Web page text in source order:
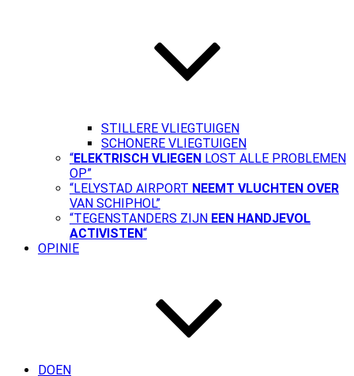
STILLERE VLIEGTUIGEN
SCHONERE VLIEGTUIGEN
“ELEKTRISCH VLIEGEN LOST ALLE PROBLEMEN
OP”
“LELYSTAD AIRPORT NEEMT VLUCHTEN OVER
VAN SCHIPHOL”
“TEGENSTANDERS ZIJN EEN HANDJEVOL
ACTIVISTEN“
OPINIE
DOEN